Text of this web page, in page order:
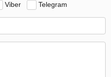
Viber Telegram